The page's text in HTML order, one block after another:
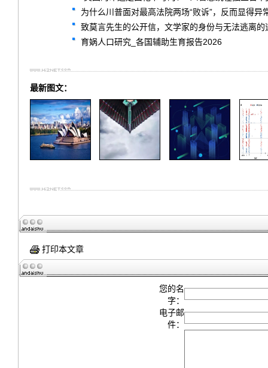
为什么川普面对最高法院两场“败诉”，反而显得异
致莫言先生的公开信，文学家的身份与无法逃离的
育娲人口研究_各国辅助生育报告2026
最新图文：
打印本文章
您的名
字：
电子邮
件：